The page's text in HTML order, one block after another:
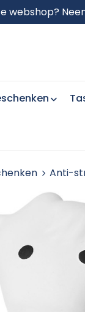
webshop?
Anti-